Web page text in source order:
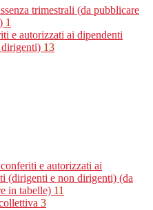
trimestrali (da pubblicare
1
e autorizzati ai dipendenti
13
e autorizzati ai
(dirigenti e non dirigenti) (da
in tabelle) 11
3